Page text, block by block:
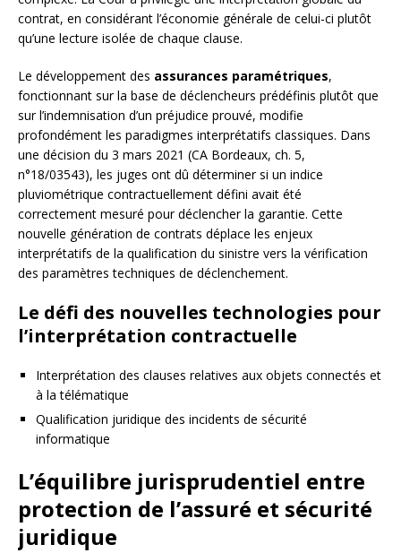
contrat, en considérant l’économie générale de celui-ci plutôt
qu’une lecture isolée de chaque clause.
Le développement des assurances paramétriques,
fonctionnant sur la base de déclencheurs prédéfinis plutôt que
sur l’indemnisation d’un préjudice prouvé, modifie
profondément les paradigmes interprétatifs classiques. Dans
une décision du 3 mars 2021 (CA Bordeaux, ch. 5,
n°18/03543), les juges ont dû déterminer si un indice
pluviométrique contractuellement défini avait été
correctement mesuré pour déclencher la garantie. Cette
nouvelle génération de contrats déplace les enjeux
interprétatifs de la qualification du sinistre vers la vérification
des paramètres techniques de déclenchement.
Le défi des nouvelles technologies pour
l’interprétation contractuelle
Interprétation des clauses relatives aux objets connectés et
à la télématique
Qualification juridique des incidents de sécurité
informatique
L’équilibre jurisprudentiel entre
protection de l’assuré et sécurité
juridique